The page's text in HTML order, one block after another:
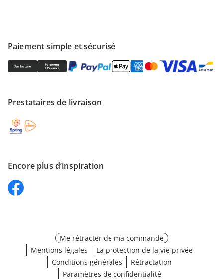
Paiement simple et sécurisé
Prestataires de livraison
Encore plus d’inspiration
Me rétracter de ma commande
Mentions légales
La protection de la vie privée
Conditions générales
Rétractation
Paramètres de confidentialité